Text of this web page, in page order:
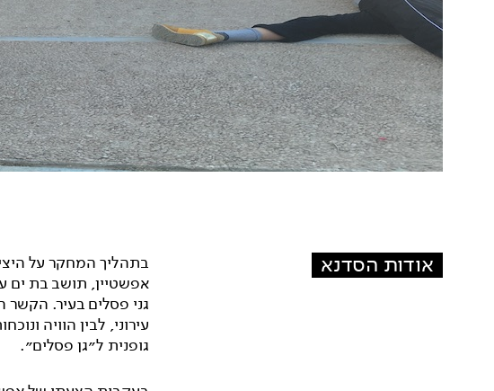
אודות הסדנא
בתהליך המחקר על
אפשטיין, תושב בת ים
גני פסלים בעיר. הקשר
עירוני, לבין הוויה
גופנית ל״גן פסלים״.